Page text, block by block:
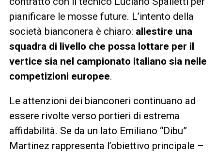
pianificare le mosse future. L’intento della
società bianconera è chiaro: allestire una
squadra di livello che possa lottare per il
vertice sia nel campionato italiano sia nelle
competizioni europee.
Le attenzioni dei bianconeri continuano ad
essere rivolte verso portieri di estrema
affidabilità. Se da un lato Emiliano “Dibu”
Martinez rappresenta l’obiettivo principale –